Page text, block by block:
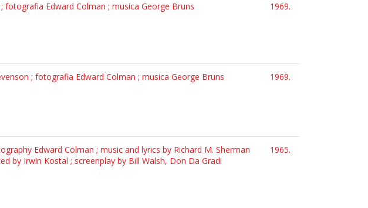
Edward Colman ; musica George Bruns
1969.
; fotografia Edward Colman ; musica George Bruns
1969.
Edward Colman ; music and lyrics by Richard M. Sherman
by Irwin Kostal ; screenplay by Bill Walsh, Don Da Gradi
1965.